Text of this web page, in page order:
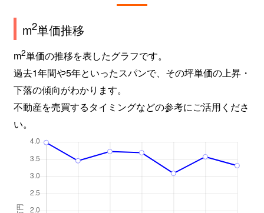
m2単価推移
m2単価の推移を表したグラフです。
過去1年間や5年といったスパンで、その坪単価の上昇・
下落の傾向がわかります。
不動産を売買するタイミングなどの参考にご活用くださ
い。